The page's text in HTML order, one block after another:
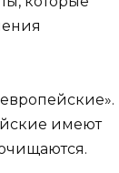
имеют